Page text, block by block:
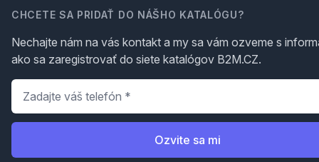
CHCETE SA PRIDAŤ DO NÁŠHO KATALÓGU?
Nechajte nám na vás kontakt a my sa vám ozveme s
ako sa zaregistrovať do siete katalógov B2M.CZ.
Telefón
Ozvite sa mi